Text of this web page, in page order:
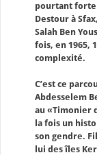
pourtant
Destour à
Salah Ben
fois, en 1965,
complexité.
C’est ce
Abdesselem
au «Timonier
la fois un
son gendre.
lui des îles